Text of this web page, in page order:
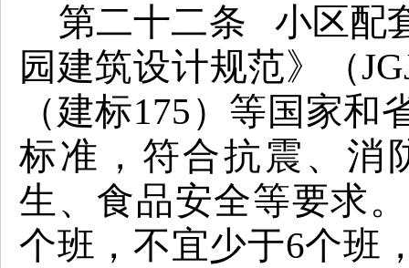
第二十二条 小区配
园建筑设计规范》（
（建标175）等国家
标准，符合抗震、消
生、食品安全等要求
个班，不宜少于6个班